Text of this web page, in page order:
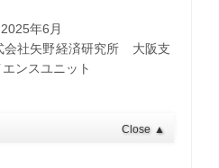
年6月
会社矢野経済研究所 大阪支
ンスユニット
Close ▲